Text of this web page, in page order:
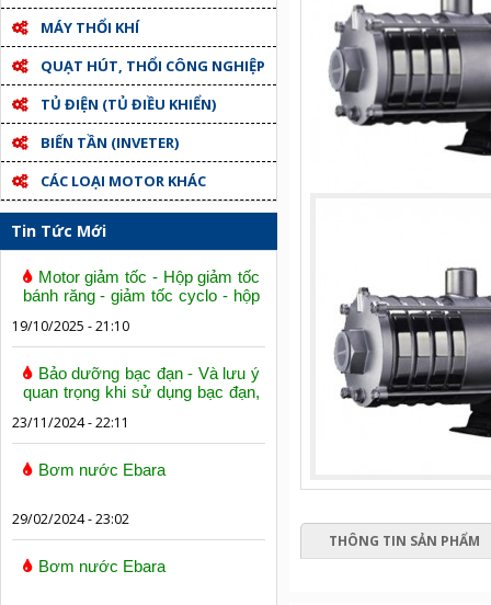
MÁY THỔI KHÍ
QUẠT HÚT, THỔI CÔNG NGHIỆP
TỦ ĐIỆN (TỦ ĐIỀU KHIỂN)
BIẾN TẦN (INVETER)
CÁC LOẠI MOTOR KHÁC
Tin Tức Mới
Motor giảm tốc - Hộp giảm tốc
bánh răng - giảm tốc cyclo - hộp
19/10/2025 - 21:10
Bảo dưỡng bạc đạn - Và lưu ý
quan trọng khi sử dụng bạc đạn,
23/11/2024 - 22:11
Bơm nước Ebara
29/02/2024 - 23:02
Bơm nước Ebara
THÔNG TIN SẢN PHẨM